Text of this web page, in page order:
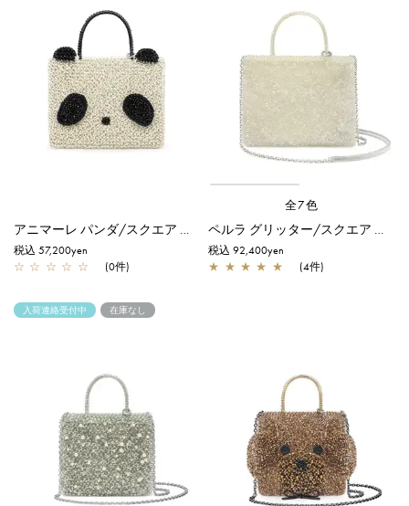
アニマーレ パンダ/スクエア ミディアム/エナメルブラック×マットホワイト
税込 57,200yen
☆ ☆ ☆ ☆ ☆ (0件)
全7色
ペルラ グリッター/スクエア ミディアム/オーロラトラスパレンテ【オンラインストア先行販売カラー】
税込 92,400yen
★ ★ ★ ★ ★ (4件)
入荷連絡受付中 在庫なし